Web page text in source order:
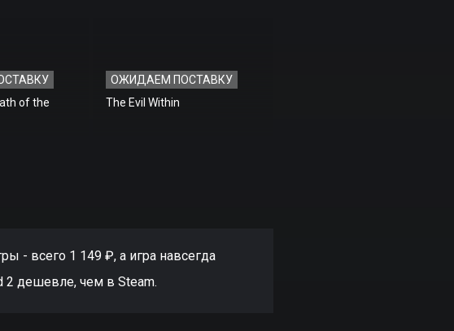
of the
ОЖИДАЕМ ПОСТАВКУ
The Evil Within
- всего 1 149 ₽, а игра навсегда
2 дешевле, чем в Steam.